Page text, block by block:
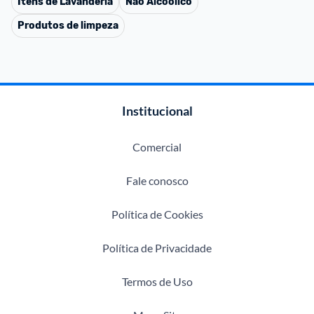
Produtos de limpeza
Institucional
Comercial
Fale conosco
Política de Cookies
Política de Privacidade
Termos de Uso